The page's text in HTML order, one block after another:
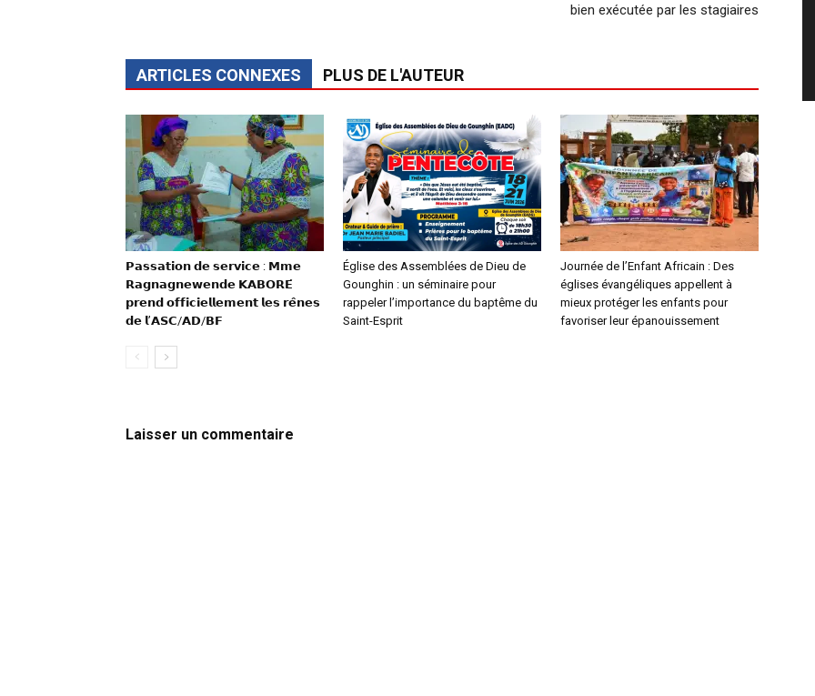
bien exécutée par les stagiaires
ARTICLES CONNEXES PLUS DE L'AUTEUR
𝗣𝗮𝘀𝘀𝗮𝘁𝗶𝗼𝗻 𝗱𝗲 𝘀𝗲𝗿𝘃𝗶𝗰𝗲 : 𝗠𝗺𝗲
𝗥𝗮𝗴𝗻𝗮𝗴𝗻𝗲𝘄𝗲𝗻𝗱𝗲 𝗞𝗔𝗕𝗢𝗥𝗘́
𝗽𝗿𝗲𝗻𝗱 𝗼𝗳𝗳𝗶𝗰𝗶𝗲𝗹𝗹𝗲𝗺𝗲𝗻𝘁 𝗹𝗲𝘀 𝗿𝗲̂𝗻𝗲𝘀
𝗱𝗲 𝗹’𝗔𝗦𝗖/𝗔𝗗/𝗕𝗙
Église des Assemblées de Dieu de
Gounghin : un séminaire pour
rappeler l’importance du baptême du
Saint-Esprit
‎Journée de l’Enfant Africain : Des
églises évangéliques appellent à
mieux protéger les enfants pour
favoriser leur épanouissement
Laisser un commentaire